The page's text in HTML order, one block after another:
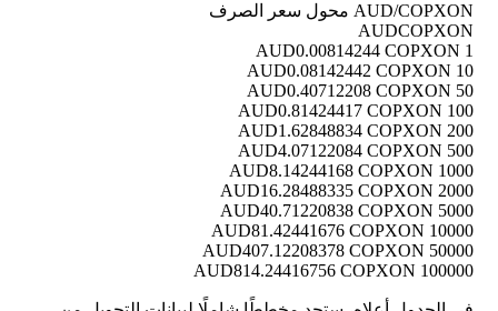
AUD/COPXON محول سعر الصرف
AUDCOPXON
1 AUD
0.00814244 COPXON
10 AUD
0.08142442 COPXON
50 AUD
0.40712208 COPXON
100 AUD
0.81424417 COPXON
200 AUD
1.62848834 COPXON
500 AUD
4.07122084 COPXON
1000 AUD
8.14244168 COPXON
2000 AUD
16.28488335 COPXON
5000 AUD
40.71220838 COPXON
10000 AUD
81.42441676 COPXON
50000 AUD
407.12208378 COPXON
100000 AUD
814.24416756 COPXON